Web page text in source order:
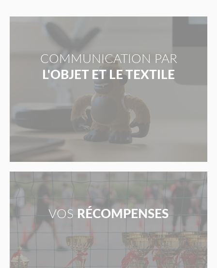
COMMUNICATION PAR
L'OBJET ET LE TEXTILE
VOS RÉCOMPENSES